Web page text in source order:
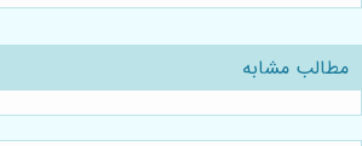
مطالب مشابه